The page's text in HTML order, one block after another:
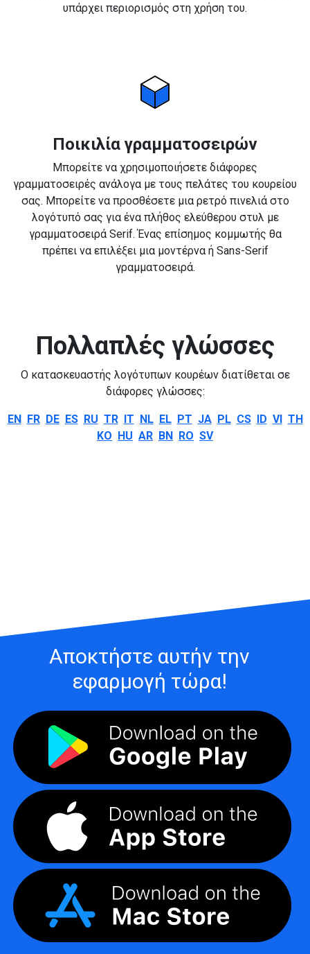
υπάρχει περιορισμός στη χρήση του.
Ποικιλία γραμματοσειρών
Μπορείτε να χρησιμοποιήσετε διάφορες
γραμματοσειρές ανάλογα με τους πελάτες του κουρείου
σας. Μπορείτε να προσθέσετε μια ρετρό πινελιά στο
λογότυπό σας για ένα πλήθος ελεύθερου στυλ με
γραμματοσειρά Serif. Ένας επίσημος κομμωτής θα
πρέπει να επιλέξει μια μοντέρνα ή Sans-Serif
γραμματοσειρά.
Πολλαπλές γλώσσες
Ο κατασκευαστής λογότυπων κουρέων διατίθεται σε
διάφορες γλώσσες:
EN FR DE ES RU TR IT NL EL PT JA PL CS ID VI TH
KO HU AR BN RO SV
Αποκτήστε αυτήν την
εφαρμογή τώρα!